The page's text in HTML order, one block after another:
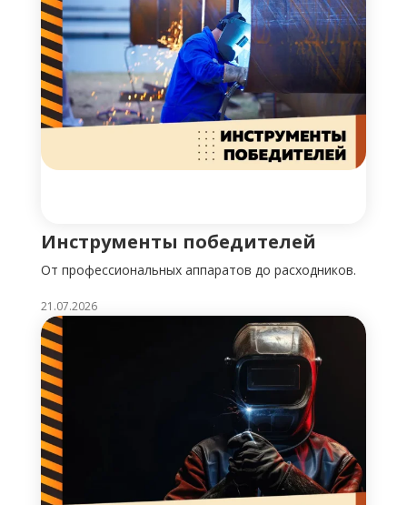
Инструменты победителей
От профессиональных аппаратов до расходников.
21.07.2026